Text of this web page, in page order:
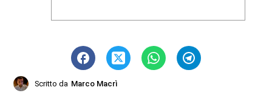
Scritto da Marco Macrì